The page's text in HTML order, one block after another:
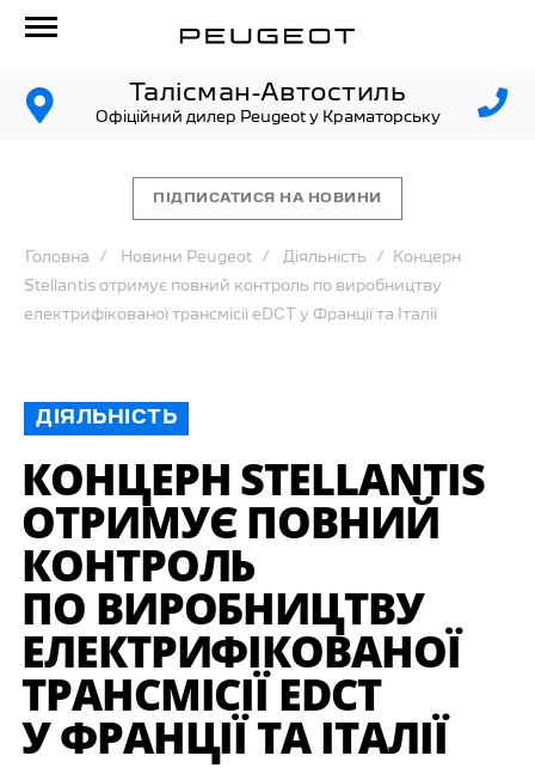
Талісман-Автостиль
Офіційний дилер Peugeot у Краматорську
ПІДПИСАТИСЯ НА НОВИНИ
Головна Новини Peugeot Діяльність Концерн
Stellantis отримує повний контроль по виробництву
електрифікованої трансмісії eDCT у Франції та Італії
ДІЯЛЬНІСТЬ
КОНЦЕРН STELLANTIS
ОТРИМУЄ ПОВНИЙ
КОНТРОЛЬ
ПО ВИРОБНИЦТВУ
ЕЛЕКТРИФІКОВАНОЇ
ТРАНСМІСІЇ EDCT
У ФРАНЦІЇ ТА ІТАЛІЇ